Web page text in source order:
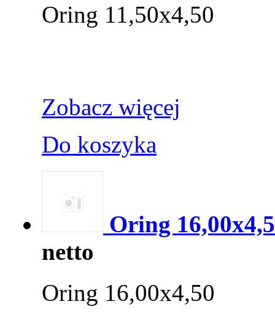
Oring 11,50x4,50
Zobacz więcej
Do koszyka
Oring
netto
Oring 16,00x4,50